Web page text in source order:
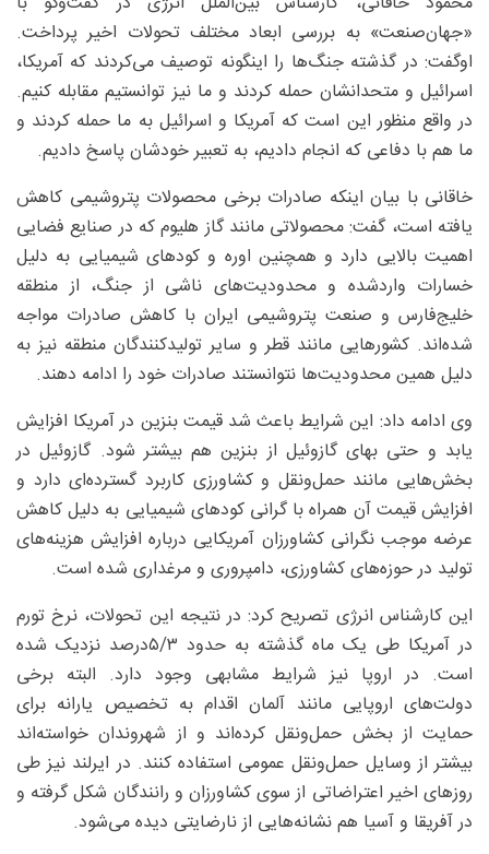
«جهان‌صنعت» به بررسی ابعاد مختلف تحولات اخیر پرداخت.
اوگفت: در گذشته جنگ‌ها را اینگونه توصیف می‌کردند که آمریکا،
اسرائیل و متحدانشان حمله کردند و ما نیز توانستیم مقابله کنیم.
در واقع منظور این است که آمریکا و اسرائیل به ما حمله کردند و
ما هم با دفاعی که انجام دادیم، به تعبیر خودشان پاسخ دادیم.
خاقانی با بیان اینکه صادرات برخی محصولات پتروشیمی کاهش
یافته است، گفت: محصولاتی مانند گاز هلیوم که در صنایع فضایی
اهمیت بالایی دارد و همچنین اوره و کودهای شیمیایی به دلیل
خسارات واردشده و محدودیت‌های ناشی از جنگ، از منطقه
خلیج‌فارس و صنعت پتروشیمی ایران با کاهش صادرات مواجه
شده‌اند. کشورهایی مانند قطر و سایر تولیدکنندگان منطقه نیز به
دلیل همین محدودیت‌ها نتوانستند صادرات خود را ادامه دهند.
وی ادامه داد: این شرایط باعث شد قیمت بنزین در آمریکا افزایش
یابد و حتی بهای گازوئیل از بنزین هم بیشتر شود. گازوئیل در
بخش‌هایی مانند حمل‌ونقل و کشاورزی کاربرد گسترده‌ای دارد و
افزایش قیمت آن همراه با گرانی کودهای شیمیایی به دلیل کاهش
عرضه موجب نگرانی کشاورزان آمریکایی درباره افزایش هزینه‌های
تولید در حوزه‌های کشاورزی، دامپروری و مرغداری شده است.
این کارشناس انرژی تصریح کرد: در نتیجه این تحولات، نرخ تورم
در آمریکا طی یک ماه گذشته به حدود ۵/۳درصد نزدیک شده
است. در اروپا نیز شرایط مشابهی وجود دارد. البته برخی
دولت‌های اروپایی مانند آلمان اقدام به تخصیص یارانه برای
حمایت از بخش حمل‌ونقل کرده‌اند و از شهروندان خواسته‌اند
بیشتر از وسایل حمل‌ونقل عمومی استفاده کنند. در ایرلند نیز طی
روزهای اخیر اعتراضاتی از سوی کشاورزان و رانندگان شکل گرفته و
در آفریقا و آسیا هم نشانه‌هایی از نارضایتی دیده می‌شود.